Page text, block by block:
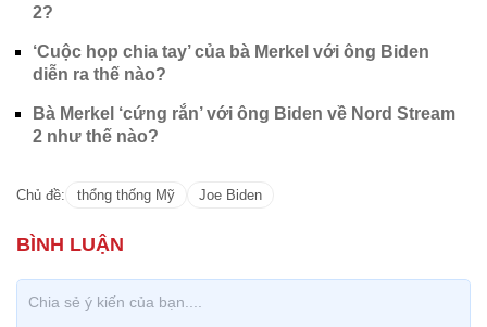
2?
‘Cuộc họp chia tay’ của bà Merkel với ông Biden
diễn ra thế nào?
Bà Merkel ‘cứng rắn’ với ông Biden về Nord Stream
2 như thế nào?
Chủ đề: thổng thống Mỹ Joe Biden